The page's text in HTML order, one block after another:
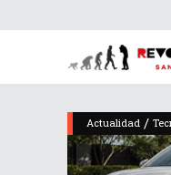
Actualidad /